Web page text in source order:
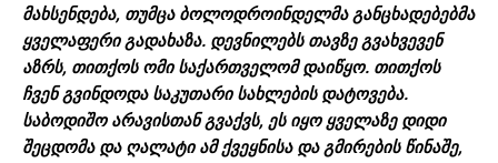
მახსენდება, თუმცა ბოლოდროინდელმა განცხადებებმა
ყველაფერი გადახაზა. დევნილებს თავზე გვახვევენ
აზრს, თითქოს ომი საქართველომ დაიწყო. თითქოს
ჩვენ გვინდოდა საკუთარი სახლების დატოვება.
საბოდიშო არავისთან გვაქვს, ეს იყო ყველაზე დიდი
შეცდომა და ღალატი ამ ქვეყნისა და გმირების წინაშე,